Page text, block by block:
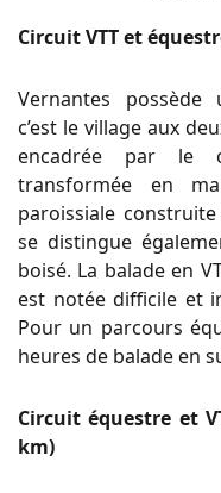
Circuit VTT et
Vernantes possède
c’est le village aux
encadrée par le
transformée en
paroissiale
se distingue
boisé. La balade en
est notée difficile et
Pour un parcours
heures de balade en
Circuit équestre et
km)